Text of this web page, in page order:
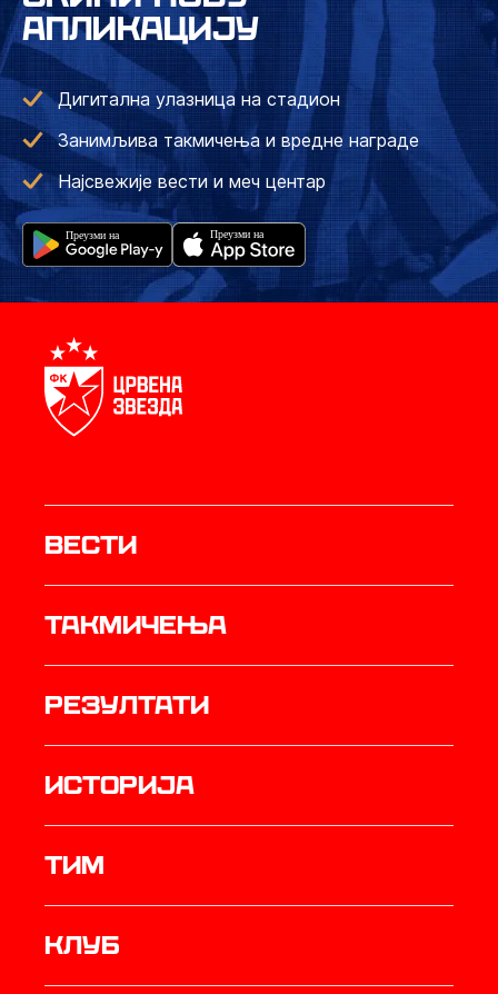
АПЛИКАЦИЈУ
Дигитална улазница на стадион
Занимљива такмичења и вредне награде
Најсвежије вести и меч центар
Вести
Такмичења
резултати
историја
ТИМ
Клуб